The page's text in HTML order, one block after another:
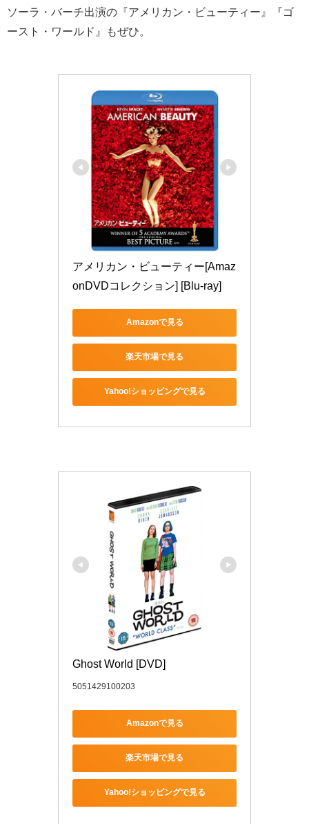
ソーラ・バーチ出演の『アメリカン・ビューティー』『ゴ
ースト・ワールド』もぜひ。
アメリカン・ビューティー[Amaz
onDVDコレクション] [Blu-ray]
Amazonで見る
楽天市場で見る
Yahoo!ショッピングで見る
Ghost World [DVD]
5051429100203
Amazonで見る
楽天市場で見る
Yahoo!ショッピングで見る